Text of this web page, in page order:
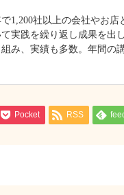
1,200社以上の会社やお店
実践を繰り返し成果を出
み、実績も多数。年間の
Pocket RSS